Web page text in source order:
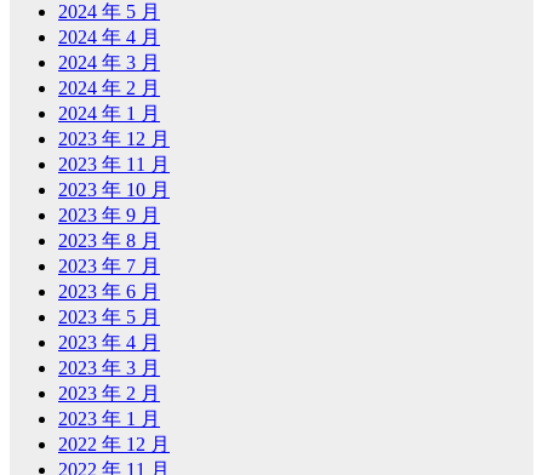
2024 年 5 月
2024 年 4 月
2024 年 3 月
2024 年 2 月
2024 年 1 月
2023 年 12 月
2023 年 11 月
2023 年 10 月
2023 年 9 月
2023 年 8 月
2023 年 7 月
2023 年 6 月
2023 年 5 月
2023 年 4 月
2023 年 3 月
2023 年 2 月
2023 年 1 月
2022 年 12 月
2022 年 11 月